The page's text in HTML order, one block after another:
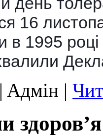
16
в 1995
Aдмін |